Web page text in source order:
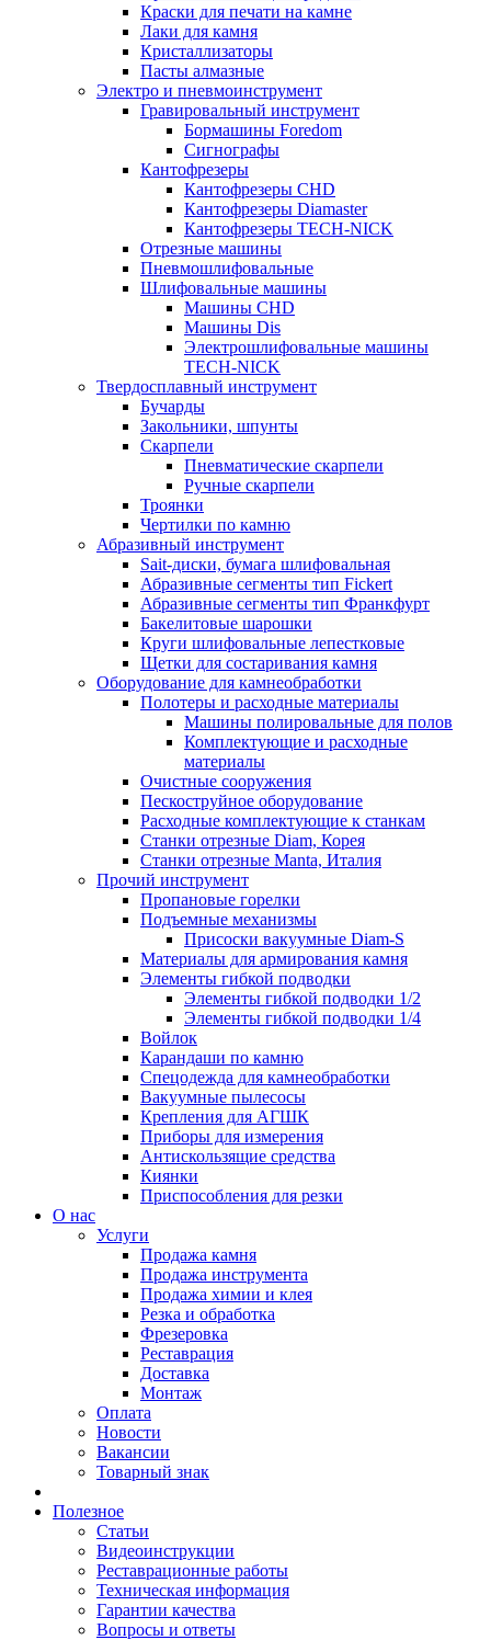
Краски для печати на камне
Лаки для камня
Кристаллизаторы
Пасты алмазные
Электро и пневмоинструмент
Гравировальный инструмент
Бормашины Foredom
Сигнографы
Кантофрезеры
Кантофрезеры CHD
Кантофрезеры Diamaster
Кантофрезеры TECH-NICK
Отрезные машины
Пневмошлифовальные
Шлифовальные машины
Машины CHD
Машины Dis
Электрошлифовальные машины
TECH-NICK
Твердосплавный инструмент
Бучарды
Закольники, шпунты
Скарпели
Пневматические скарпели
Ручные скарпели
Троянки
Чертилки по камню
Абразивный инструмент
Sait-диски, бумага шлифовальная
Абразивные сегменты тип Fickert
Абразивные сегменты тип Франкфурт
Бакелитовые шарошки
Круги шлифовальные лепестковые
Щетки для состаривания камня
Оборудование для камнеобработки
Полотеры и расходные материалы
Машины полировальные для полов
Комплектующие и расходные
материалы
Очистные сооружения
Пескоструйное оборудование
Расходные комплектующие к станкам
Станки отрезные Diam, Корея
Станки отрезные Manta, Италия
Прочий инструмент
Пропановые горелки
Подъeмные механизмы
Присоски вакуумные Diam-S
Материалы для армирования камня
Элементы гибкой подводки
Элементы гибкой подводки 1/2
Элементы гибкой подводки 1/4
Войлок
Карандаши по камню
Спецодежда для камнеобработки
Вакуумные пылесосы
Крепления для АГШК
Приборы для измерения
Антискользящие средства
Киянки
Приспособления для резки
О нас
Услуги
Продажа камня
Продажа инструмента
Продажа химии и клея
Резка и обработка
Фрезеровка
Реставрация
Доставка
Монтаж
Оплата
Новости
Вакансии
Товарный знак
Полезное
Статьи
Видеоинструкции
Реставрационные работы
Техническая информация
Гарантии качества
Вопросы и ответы